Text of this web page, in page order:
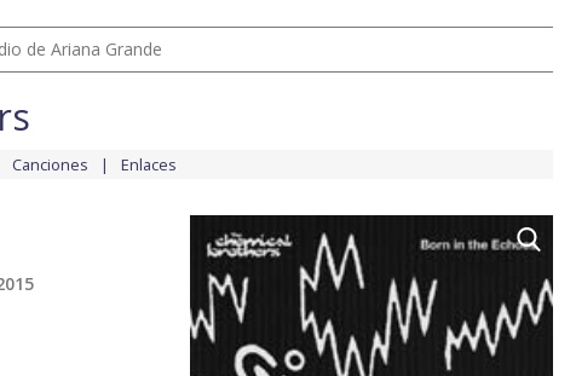
de Ariana Grande
Canciones Enlaces